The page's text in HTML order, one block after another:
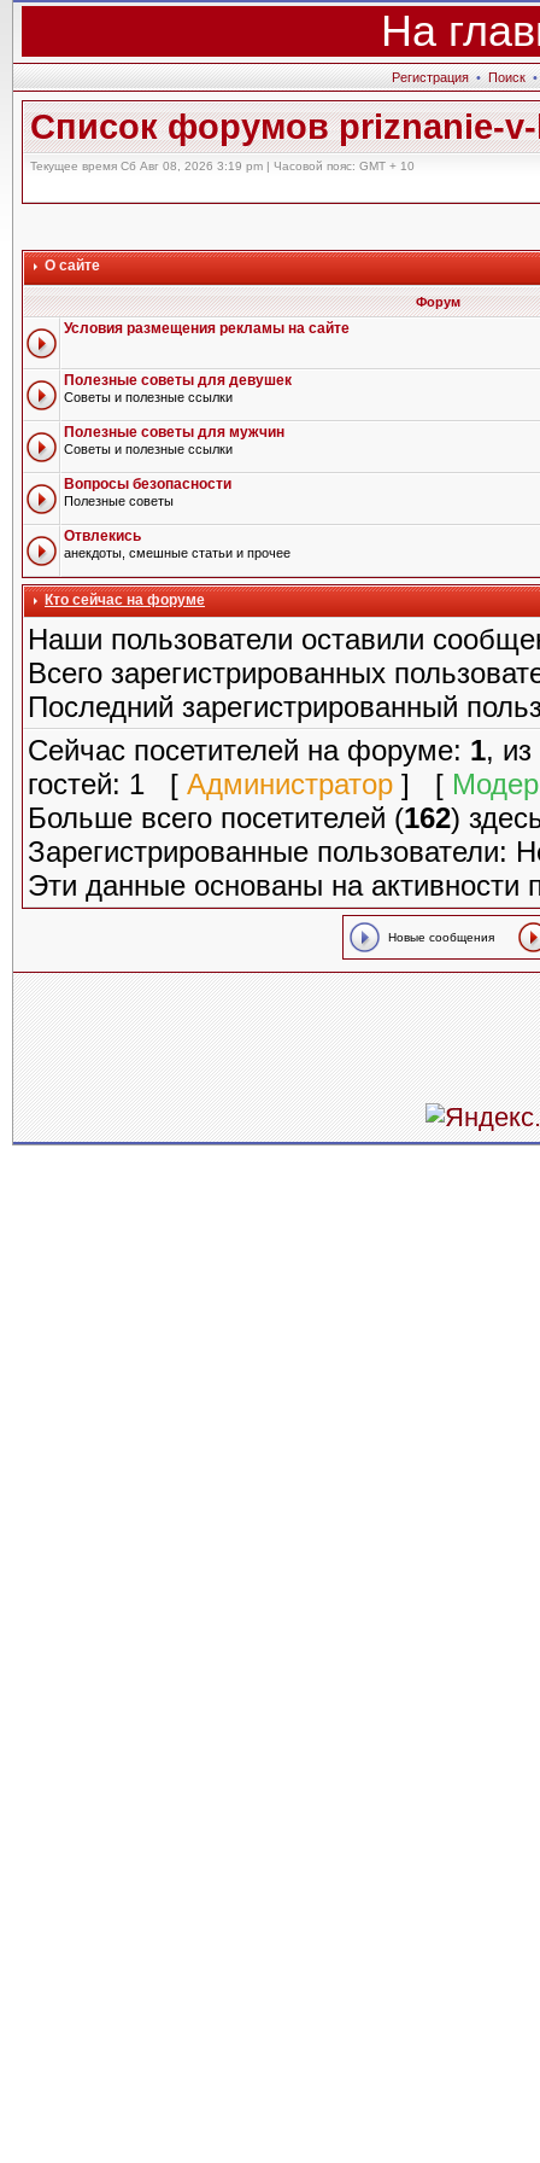
На
Регистрация • Поиск •
Список форумов priznanie-
Текущее время Сб Авг 08, 2026 3:19 pm | Часовой пояс: GMT + 10
О сайте
Форум
Условия размещения рекламы на сайте
Полезные советы для девушек
Советы и полезные ссылки
Полезные советы для мужчин
Советы и полезные ссылки
Вопросы безопасности
Полезные советы
Отвлекись
анекдоты, смешные статьи и прочее
Кто сейчас на форуме
Наши пользователи оставили
Всего зарегистрированных
Последний зарегистрированный
Сейчас посетителей на форуме: 1,
гостей: 1 [ Администратор ] [
Больше всего посетителей (162)
Зарегистрированные пользователи:
Эти данные основаны на активности
Новые сообщения